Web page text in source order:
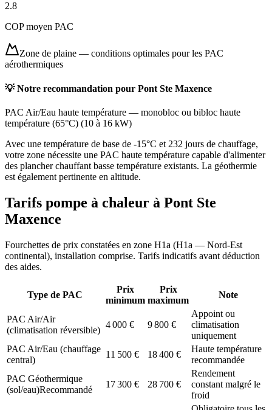
2.8
COP moyen PAC
Zone de plaine — conditions optimales pour les PAC
aérothermiques
💡 Notre recommandation pour Pont Ste Maxence
PAC Air/Eau haute température — monobloc ou bibloc haute
température (65°C) (10 à 16 kW)
Avec une température de base de -15°C et 232 jours de chauffage,
votre zone nécessite une PAC haute température capable d'alimenter
des plancher chauffant basse température existants. La géothermie
est également pertinente en altitude.
Tarifs pompe à chaleur à Pont Ste
Maxence
Fourchettes de prix constatées en zone H1a (H1a — Nord-Est
continental), installation comprise. Tarifs indicatifs avant déduction
des aides.
Type de PAC
Prix
minimum
Prix
maximum
Note
PAC Air/Air
(climatisation réversible)
4 000 € 9 800 €
Appoint ou
climatisation
uniquement
PAC Air/Eau (chauffage
central)
11 500 € 18 400 €
Haute température
recommandée
PAC Géothermique
(sol/eau)Recommandé
17 300 € 28 700 €
Rendement
constant malgré le
froid